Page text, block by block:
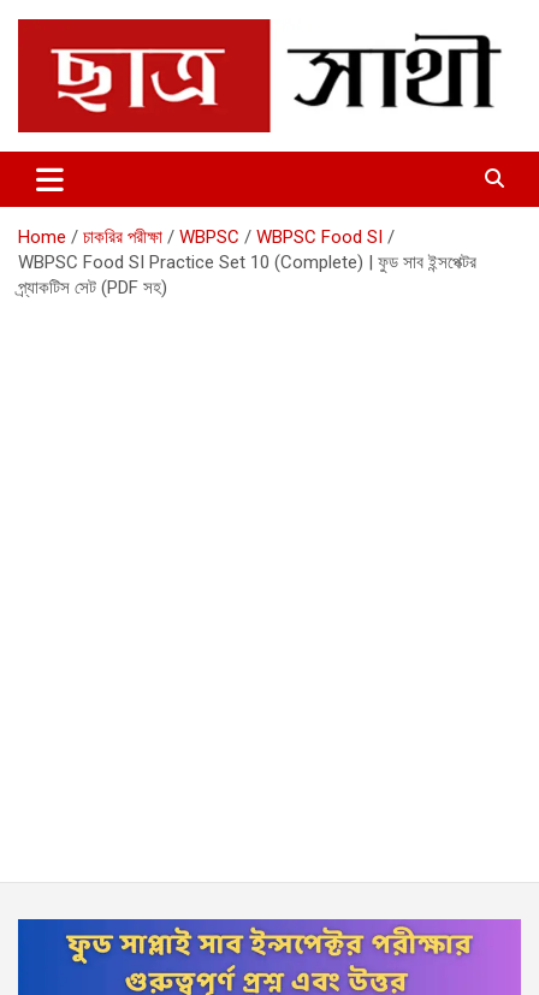
content
Chhatrosathi
Home চাকরির পরীক্ষা WBPSC
WBPSC Food SI
WBPSC Food SI Practice Set 10 (Complete) | ফুড সাব ইন্সপেক্টর
প্র্যাকটিস সেট (PDF সহ)